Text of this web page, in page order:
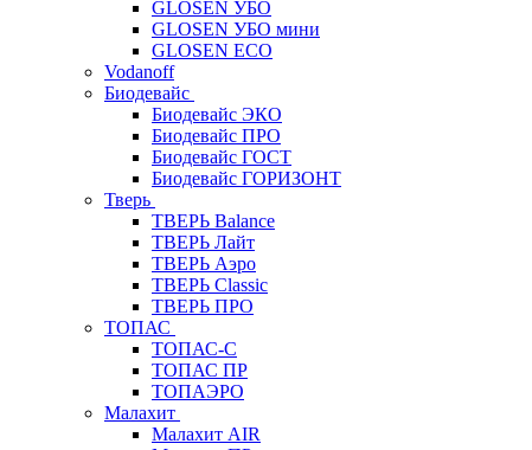
GLOSEN УБО
GLOSEN УБО мини
GLOSEN ECO
Vodanoff
Биодевайс
Биодевайс ЭКО
Биодевайс ПРО
Биодевайс ГОСТ
Биодевайс ГОРИЗОНТ
Тверь
ТВЕРЬ Balance
ТВЕРЬ Лайт
ТВЕРЬ Аэро
ТВЕРЬ Classic
ТВЕРЬ ПРО
ТОПАС
ТОПАС-С
ТОПАС ПР
ТОПАЭРО
Малахит
Малахит AIR